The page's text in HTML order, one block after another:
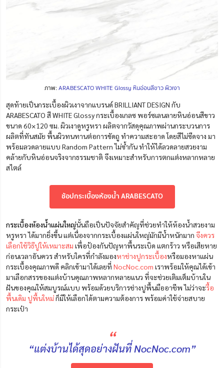
ภาพ:ARABESCATO WHITE Glossy หินอ่อนสีขาว ผิวเงา
สุดท้ายเป็นกระเบื้องผิวเงาจากแบรนด์ BRILLIANT DESIGN กับ
ARABESCATO สี WHITE Glossy กระเบื้องเกลซ พอร์ซเลนลายหินอ่อนสีขาว
ขนาด 60×120 ซม. ผิวเงาดูหรูหรา ผลิตจากวัสดุคุณภาพผ่านกระบวนการ
ผลิตที่ทันสมัย พื้นผิวทนทานต่อการขัดถู ทำความสะอาด โดยสีไม่ซีดจาง มา
พร้อมลวดลายแบบ Random Pattern ไม่ซ้ำกัน ทำให้ได้ลวดลายสวยงาม
คล้ายกับหินอ่อนจริงจากธรรมชาติ จึงเหมาะสำหรับการตกแต่งหลากหลาย
สไตล์
ช้อปกระเบื้องห้องน้ำ ARABESCATO
กระเบื้องห้องน้ำแผ่นใหญ่นั้นถือเป็นปัจจัยสำคัญที่ช่วยทำให้ห้องน้ำสวยงาม
หรูหรา ได้มากยิ่งขึ้น แต่เนื่องจากกระเบื้องแผ่นใหญ่มักมีน้ำหนักมาก จึงควร
เลือกใช้วิธีปูให้เหมาะสม เพื่อป้องกันปัญหาพื้นระเบิด แตกร้าว หรือเสียหาย
ก่อนเวลาอันควร สำหรับใครที่กำลังมองหาช่างปูกระเบื้องหรือมองหาแผ่น
กระเบื้องคุณภาพดี คลิกเข้ามาได้เลยที่ NocNoc.com เราพร้อมให้คุณได้เข้า
มาเลือกสรรของแต่งบ้านคุณภาพหลากหลายแนว ที่จะช่วยเติมเต็มบ้านใน
ฝันของคุณให้สมบูรณ์แบบ พร้อมด้วยบริการช่างปูพื้นมืออาชีพ ไม่ว่าจะรื้อ
พื้นเดิม ปูพื้นใหม่ก็มีให้เลือกได้ตามความต้องการ พร้อมค่าใช้จ่ายสบาย
กระเป๋า
“
“แต่งบ้านได้สุดอย่างฝันที่ NocNoc.com”